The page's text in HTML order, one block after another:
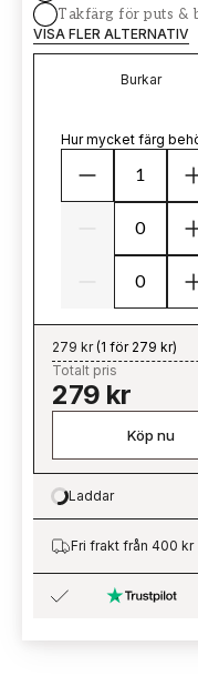
Takfärg för puts &
VISA FLER ALTERNATIV
Burkar
Hur mycket färg
279 kr(1 för 279 kr)
Totalt pris
279 kr
Köp nu
Loading…
Laddar
Fri frakt från 400 kr